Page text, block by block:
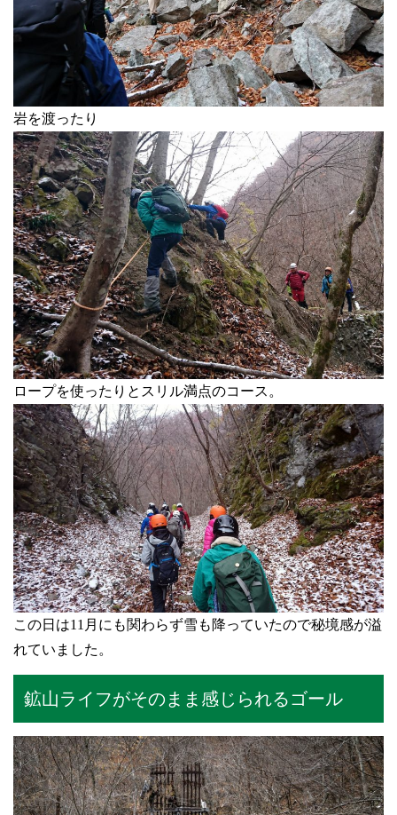
岩を渡ったり
ロープを使ったりとスリル満点のコース。
この日は11月にも関わらず雪も降っていたので秘境感が溢
れていました。
鉱山ライフがそのまま感じられるゴール